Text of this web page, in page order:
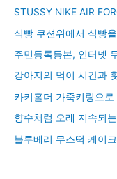
STUSSY NIKE AIR
식빵 쿠션위에서 식빵
주민등록등본, 인터넷
강아지의 먹이 시간과
카키홀더 가죽키링으
향수처럼 오래 지속되
블루베리 무스떡 케이